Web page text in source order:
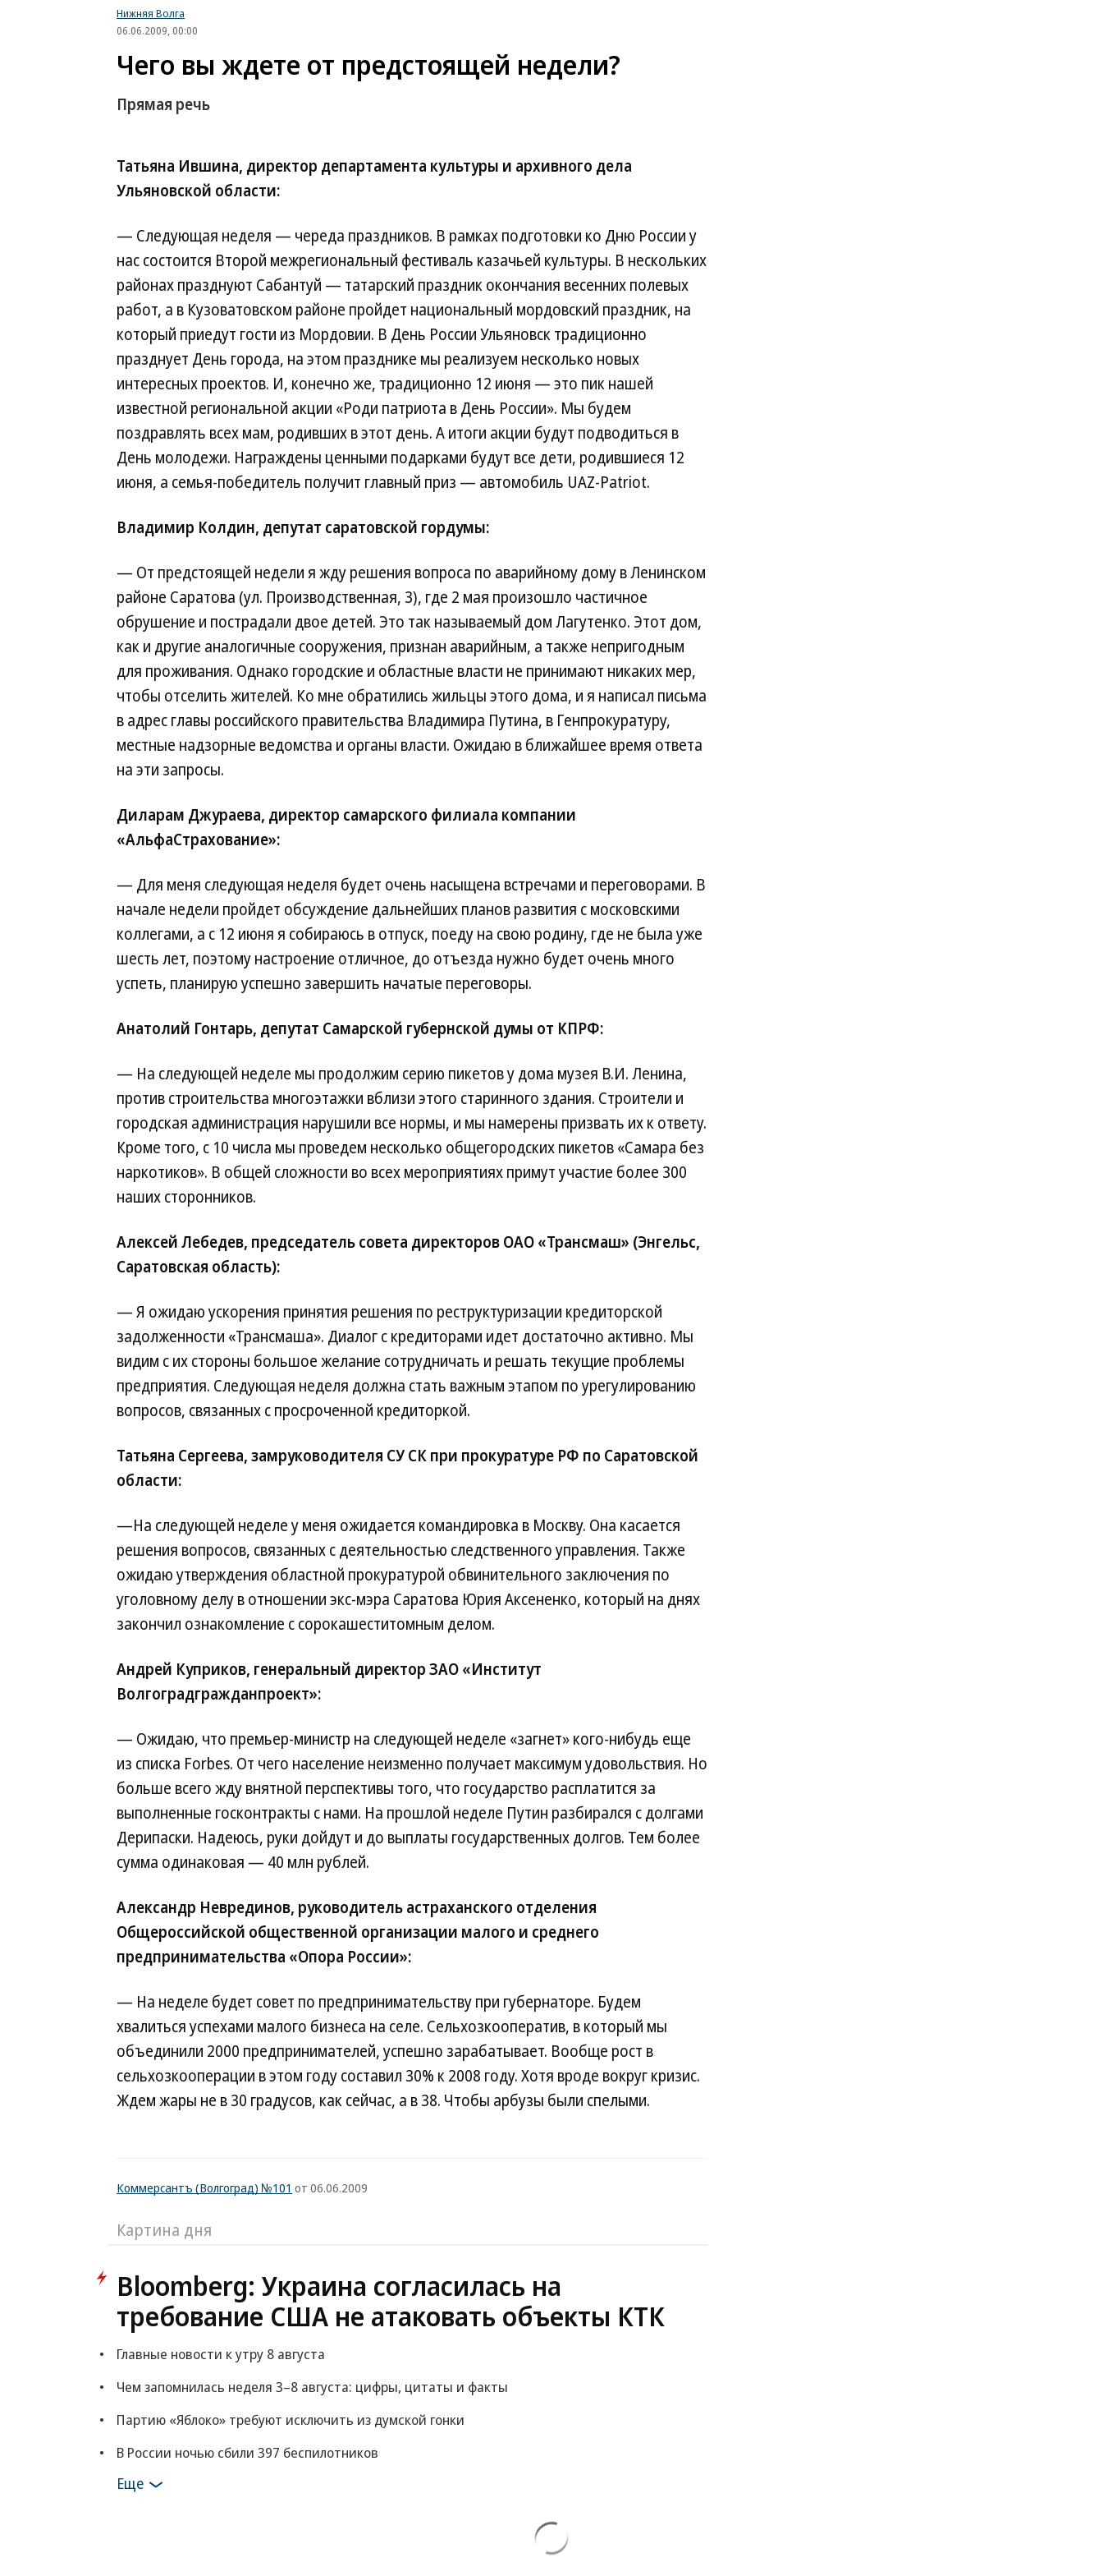
Нижняя Волга
06.06.2009, 00:00
Чего вы ждете от предстоящей недели?
Прямая речь
Татьяна Ившина, директор департамента культуры и архивного дела
Ульяновской области:
— Следующая неделя — череда праздников. В рамках подготовки ко Дню России у
нас состоится Второй межрегиональный фестиваль казачьей культуры. В нескольких
районах празднуют Сабантуй — татарский праздник окончания весенних полевых
работ, а в Кузоватовском районе пройдет национальный мордовский праздник, на
который приедут гости из Мордовии. В День России Ульяновск традиционно
празднует День города, на этом празднике мы реализуем несколько новых
интересных проектов. И, конечно же, традиционно 12 июня — это пик нашей
известной региональной акции «Роди патриота в День России». Мы будем
поздравлять всех мам, родивших в этот день. А итоги акции будут подводиться в
День молодежи. Награждены ценными подарками будут все дети, родившиеся 12
июня, а семья-победитель получит главный приз — автомобиль UAZ-Patriot.
Владимир Колдин, депутат саратовской гордумы:
— От предстоящей недели я жду решения вопроса по аварийному дому в Ленинском
районе Саратова (ул. Производственная, 3), где 2 мая произошло частичное
обрушение и пострадали двое детей. Это так называемый дом Лагутенко. Этот дом,
как и другие аналогичные сооружения, признан аварийным, а также непригодным
для проживания. Однако городские и областные власти не принимают никаких мер,
чтобы отселить жителей. Ко мне обратились жильцы этого дома, и я написал письма
в адрес главы российского правительства Владимира Путина, в Генпрокуратуру,
местные надзорные ведомства и органы власти. Ожидаю в ближайшее время ответа
на эти запросы.
Диларам Джураева, директор самарского филиала компании
«АльфаСтрахование»:
— Для меня следующая неделя будет очень насыщена встречами и переговорами. В
начале недели пройдет обсуждение дальнейших планов развития с московскими
коллегами, а с 12 июня я собираюсь в отпуск, поеду на свою родину, где не была уже
шесть лет, поэтому настроение отличное, до отъезда нужно будет очень много
успеть, планирую успешно завершить начатые переговоры.
Анатолий Гонтарь, депутат Самарской губернской думы от КПРФ:
— На следующей неделе мы продолжим серию пикетов у дома музея В.И. Ленина,
против строительства многоэтажки вблизи этого старинного здания. Строители и
городская администрация нарушили все нормы, и мы намерены призвать их к ответу.
Кроме того, с 10 числа мы проведем несколько общегородских пикетов «Самара без
наркотиков». В общей сложности во всех мероприятиях примут участие более 300
наших сторонников.
Алексей Лебедев, председатель совета директоров ОАО «Трансмаш» (Энгельс,
Саратовская область):
— Я ожидаю ускорения принятия решения по реструктуризации кредиторской
задолженности «Трансмаша». Диалог с кредиторами идет достаточно активно. Мы
видим с их стороны большое желание сотрудничать и решать текущие проблемы
предприятия. Следующая неделя должна стать важным этапом по урегулированию
вопросов, связанных с просроченной кредиторкой.
Татьяна Сергеева, замруководителя СУ СК при прокуратуре РФ по Саратовской
области:
—На следующей неделе у меня ожидается командировка в Москву. Она касается
решения вопросов, связанных с деятельностью следственного управления. Также
ожидаю утверждения областной прокуратурой обвинительного заключения по
уголовному делу в отношении экс-мэра Саратова Юрия Аксененко, который на днях
закончил ознакомление с сорокашеститомным делом.
Андрей Куприков, генеральный директор ЗАО «Институт
Волгоградгражданпроект»:
— Ожидаю, что премьер-министр на следующей неделе «загнет» кого-нибудь еще
из списка Forbes. От чего население неизменно получает максимум удовольствия. Но
больше всего жду внятной перспективы того, что государство расплатится за
выполненные госконтракты с нами. На прошлой неделе Путин разбирался с долгами
Дерипаски. Надеюсь, руки дойдут и до выплаты государственных долгов. Тем более
сумма одинаковая — 40 млн рублей.
Александр Неврединов, руководитель астраханского отделения
Общероссийской общественной организации малого и среднего
предпринимательства «Опора России»:
— На неделе будет совет по предпринимательству при губернаторе. Будем
хвалиться успехами малого бизнеса на селе. Сельхозкооператив, в который мы
объединили 2000 предпринимателей, успешно зарабатывает. Вообще рост в
сельхозкооперации в этом году составил 30% к 2008 году. Хотя вроде вокруг кризис.
Ждем жары не в 30 градусов, как сейчас, а в 38. Чтобы арбузы были спелыми.
Коммерсантъ (Волгоград) №101 от 06.06.2009
Картина дня
Bloomberg: Украина согласилась на
требование США не атаковать объекты КТК
Главные новости к утру 8 августа
Чем запомнилась неделя 3–8 августа: цифры, цитаты и факты
Партию «Яблоко» требуют исключить из думской гонки
В России ночью сбили 397 беспилотников
Еще